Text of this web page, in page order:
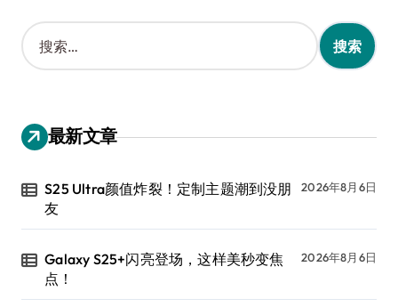
搜
索
：
最新文章
S25 Ultra颜值炸裂！定制主题潮到没朋
友
2026年8月6日
Galaxy S25+闪亮登场，这样美秒变焦
点！
2026年8月6日